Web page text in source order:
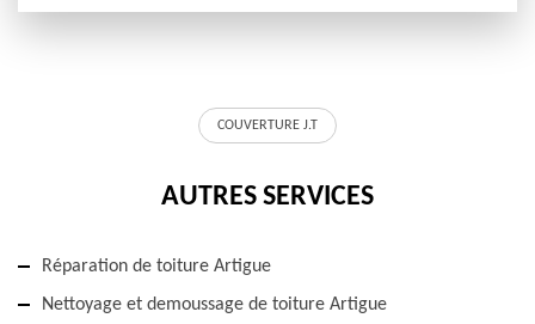
COUVERTURE J.T
AUTRES SERVICES
Réparation de toiture Artigue
Nettoyage et demoussage de toiture Artigue